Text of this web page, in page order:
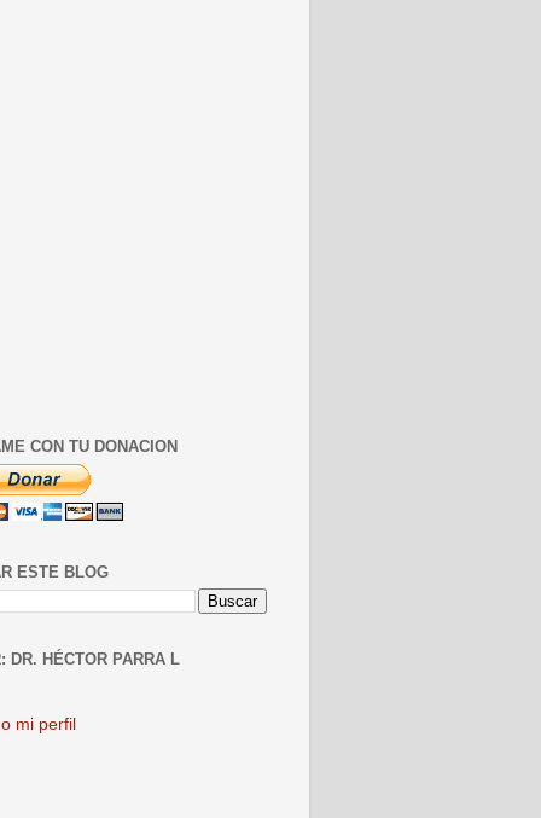
CON TU DONACION
ESTE BLOG
DR. HÉCTOR PARRA L
mi perfil